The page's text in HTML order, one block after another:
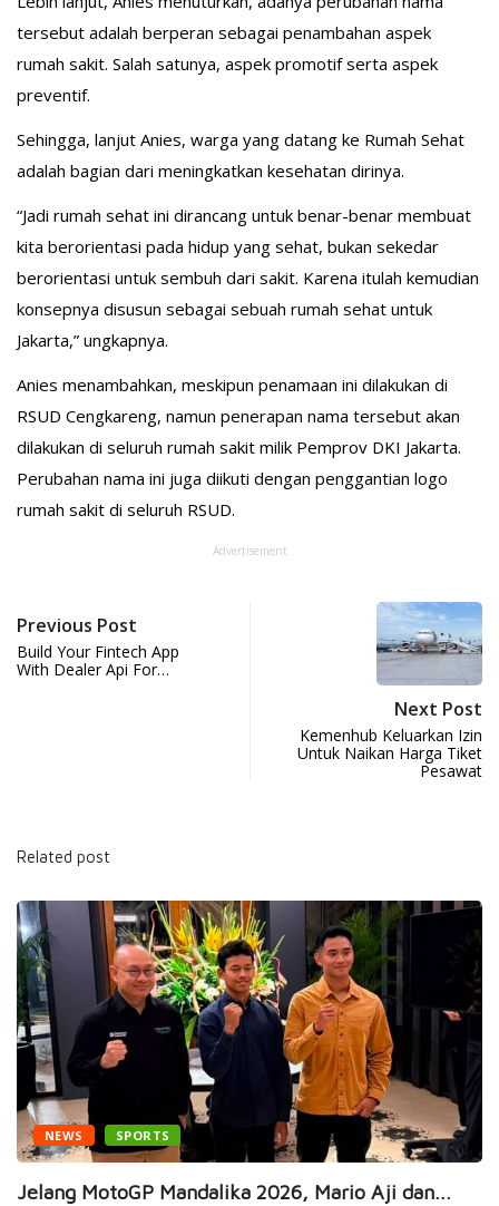
tersebut adalah berperan sebagai penambahan aspek
rumah sakit. Salah satunya, aspek promotif serta aspek
preventif.
Sehingga, lanjut Anies, warga yang datang ke Rumah Sehat
adalah bagian dari meningkatkan kesehatan dirinya.
“Jadi rumah sehat ini dirancang untuk benar-benar membuat
kita berorientasi pada hidup yang sehat, bukan sekedar
berorientasi untuk sembuh dari sakit. Karena itulah kemudian
konsepnya disusun sebagai sebuah rumah sehat untuk
Jakarta,” ungkapnya.
Anies menambahkan, meskipun penamaan ini dilakukan di
RSUD Cengkareng, namun penerapan nama tersebut akan
dilakukan di seluruh rumah sakit milik Pemprov DKI Jakarta.
Perubahan nama ini juga diikuti dengan penggantian logo
rumah sakit di seluruh RSUD.
Advertisement
Previous Post
Build Your Fintech App
With Dealer Api For…
Next Post
Kemenhub Keluarkan Izin
Untuk Naikan Harga Tiket
Pesawat
Related post
NEWS SPORTS
Jelang MotoGP Mandalika 2026, Mario Aji dan...